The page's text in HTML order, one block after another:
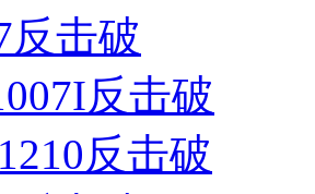
反击破
反击破
反击破